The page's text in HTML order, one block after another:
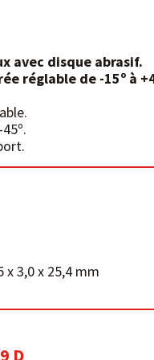
avec disque abrasif.
réglable de -15º à
x 3,0 x 25,4 mm
D